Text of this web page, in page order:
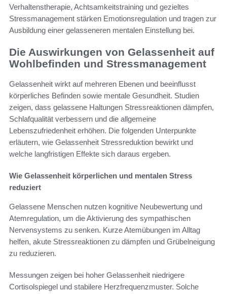
Verhaltenstherapie, Achtsamkeitstraining und gezieltes
Stressmanagement stärken Emotionsregulation und tragen zur
Ausbildung einer gelasseneren mentalen Einstellung bei.
Die Auswirkungen von Gelassenheit auf
Wohlbefinden und Stressmanagement
Gelassenheit wirkt auf mehreren Ebenen und beeinflusst
körperliches Befinden sowie mentale Gesundheit. Studien
zeigen, dass gelassene Haltungen Stressreaktionen dämpfen,
Schlafqualität verbessern und die allgemeine
Lebenszufriedenheit erhöhen. Die folgenden Unterpunkte
erläutern, wie Gelassenheit Stressreduktion bewirkt und
welche langfristigen Effekte sich daraus ergeben.
Wie Gelassenheit körperlichen und mentalen Stress
reduziert
Gelassene Menschen nutzen kognitive Neubewertung und
Atemregulation, um die Aktivierung des sympathischen
Nervensystems zu senken. Kurze Atemübungen im Alltag
helfen, akute Stressreaktionen zu dämpfen und Grübelneigung
zu reduzieren.
Messungen zeigen bei hoher Gelassenheit niedrigere
Cortisolspiegel und stabilere Herzfrequenzmuster. Solche